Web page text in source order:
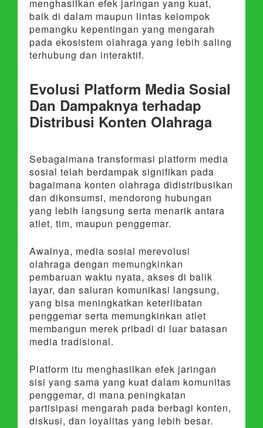
menghasilkan efek jaringan yang kuat,
baik di dalam maupun lintas kelompok
pemangku kepentingan yang mengarah
pada ekosistem olahraga yang lebih saling
terhubung dan interaktif.
Evolusi Platform Media Sosial
Dan Dampaknya terhadap
Distribusi Konten Olahraga
Sebagaimana transformasi platform media
sosial telah berdampak signifikan pada
bagaimana konten olahraga didistribusikan
dan dikonsumsi, mendorong hubungan
yang lebih langsung serta menarik antara
atlet, tim, maupun penggemar.
Awalnya, media sosial merevolusi
olahraga dengan memungkinkan
pembaruan waktu nyata, akses di balik
layar, dan saluran komunikasi langsung,
yang bisa meningkatkan keterlibatan
penggemar serta memungkinkan atlet
membangun merek pribadi di luar batasan
media tradisional.
Platform itu menghasilkan efek jaringan
sisi yang sama yang kuat dalam komunitas
penggemar, di mana peningkatan
partisipasi mengarah pada berbagi konten,
diskusi, dan loyalitas yang lebih besar.